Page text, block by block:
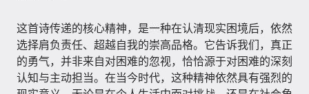
这首诗传递的核心精神，是一种在认清现实困境后，依然
选择肩负责任、超越自我的崇高品格。它告诉我们，真正
的勇气，并非来自对困难的忽视，恰恰源于对困难的深刻
认知与主动担当。在当今时代，这种精神依然具有强烈的